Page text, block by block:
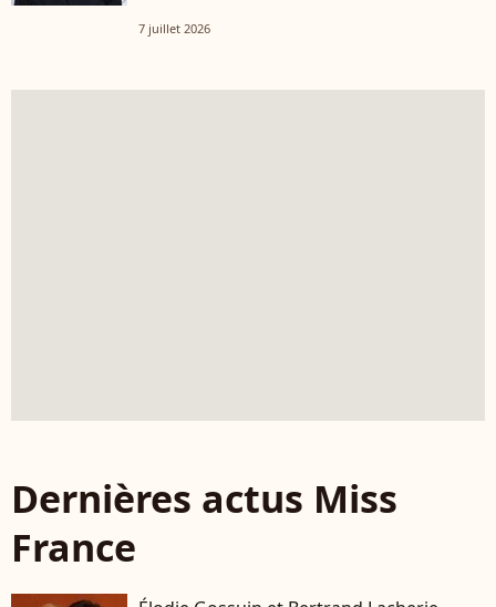
7 juillet 2026
Dernières actus Miss
France